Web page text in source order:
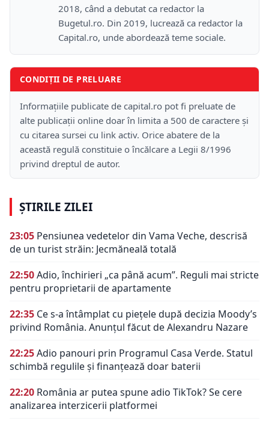
2018, când a debutat ca redactor la
Bugetul.ro. Din 2019, lucrează ca redactor la
Capital.ro, unde abordează teme sociale.
CONDIȚII DE PRELUARE
Informațiile publicate de capital.ro pot fi preluate de
alte publicații online doar în limita a 500 de caractere și
cu citarea sursei cu link activ. Orice abatere de la
această regulă constituie o încălcare a Legii 8/1996
privind dreptul de autor.
ȘTIRILE ZILEI
23:05 Pensiunea vedetelor din Vama Veche, descrisă
de un turist străin: Jecmăneală totală
22:50Adio, închirieri „ca până acum”. Reguli mai stricte
pentru proprietarii de apartamente
22:35 Ce s-a întâmplat cu piețele după decizia Moody’s
privind România. Anunțul făcut de Alexandru Nazare
22:25Adio panouri prin Programul Casa Verde. Statul
schimbă regulile și finanțează doar baterii
22:20 România ar putea spune adio TikTok? Se cere
analizarea interzicerii platformei